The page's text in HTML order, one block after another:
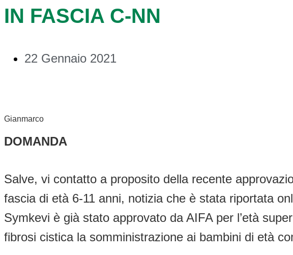
IN FASCIA C-NN
22 Gennaio 2021
Gianmarco
DOMANDA
Salve, vi contatto a proposito della recente
fascia di età 6-11 anni, notizia che è stata riportata
Symkevi è già stato approvato da AIFA per l’età
fibrosi cistica la somministrazione ai bambini di età